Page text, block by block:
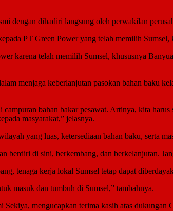
dengan dihadiri langsung oleh perwakilan
PT Green Power yang telah memilih
karena telah memilih Sumsel, khususnya
menjaga keberlanjutan pasokan bahan baku
bahan bakar pesawat. Artinya, kita
masyarakat,” jelasnya.
yang luas, ketersediaan bahan baku, serta
berdiri di sini, berkembang, dan berkelanjutan.
tenaga kerja lokal Sumsel tetap dapat
masuk dan tumbuh di Sumsel,” tambahnya.
mengucapkan terima kasih atas